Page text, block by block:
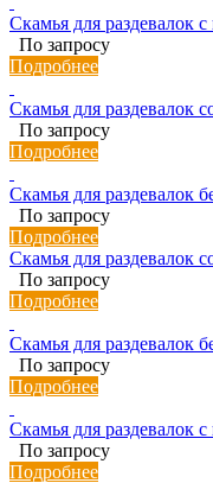
Скамья для раздевалок
По запросу
Подробнее
Скамья для раздевалок
По запросу
Подробнее
Скамья для раздевалок
По запросу
Подробнее
Скамья для раздевалок
По запросу
Подробнее
Скамья для раздевалок
По запросу
Подробнее
Скамья для раздевалок
По запросу
Подробнее